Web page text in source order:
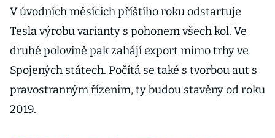
V úvodních měsících příštího roku odstartuje
Tesla výrobu varianty s pohonem všech kol. Ve
druhé polovině pak zahájí export mimo trhy ve
Spojených státech. Počítá se také s tvorbou aut s
pravostranným řízením, ty budou stavěny od roku
2019.